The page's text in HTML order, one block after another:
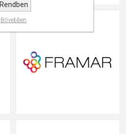
Rendben
Bővebben